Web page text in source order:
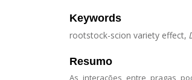
Keywords
rootstock-scion variety effect,
Resumo
As interações entre pragas